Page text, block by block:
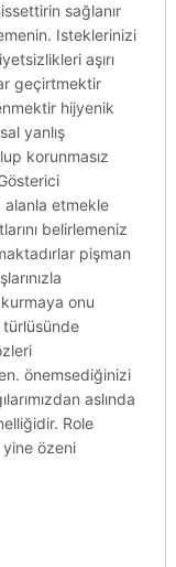
sağlanır
Isteklerinizi
aşırı
geçirtmektir
hijyenik
yanlış
korunmasız
alanla etmekle
belirlemeniz
pişman
onu
türlüsünde
önemsediğinizi
aslında
Role
yine özeni